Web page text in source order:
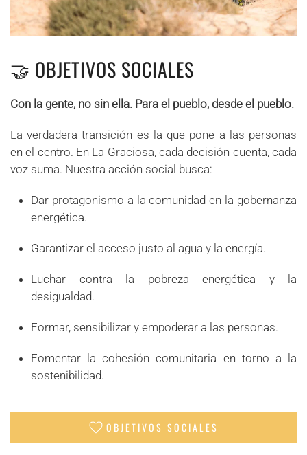
🤝 OBJETIVOS SOCIALES
Con la gente, no sin ella. Para el pueblo, desde el pueblo.
La verdadera transición es la que pone a las personas
en el centro. En La Graciosa, cada decisión cuenta, cada
voz suma. Nuestra acción social busca:
Dar protagonismo a la comunidad en la gobernanza
energética.
Garantizar el acceso justo al agua y la energía.
Luchar contra la pobreza energética y la
desigualdad.
Formar, sensibilizar y empoderar a las personas.
Fomentar la cohesión comunitaria en torno a la
sostenibilidad.
OBJETIVOS SOCIALES